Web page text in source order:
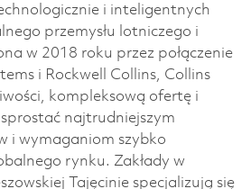
i inteligentnych
przemysłu lotniczego i
w 2018 roku przez połączenie
i Rockwell Collins, Collins
kompleksową ofertę i
najtrudniejszym
i wymaganiom szybko
rynku. Zakłady w
Tajęcinie specjalizują się